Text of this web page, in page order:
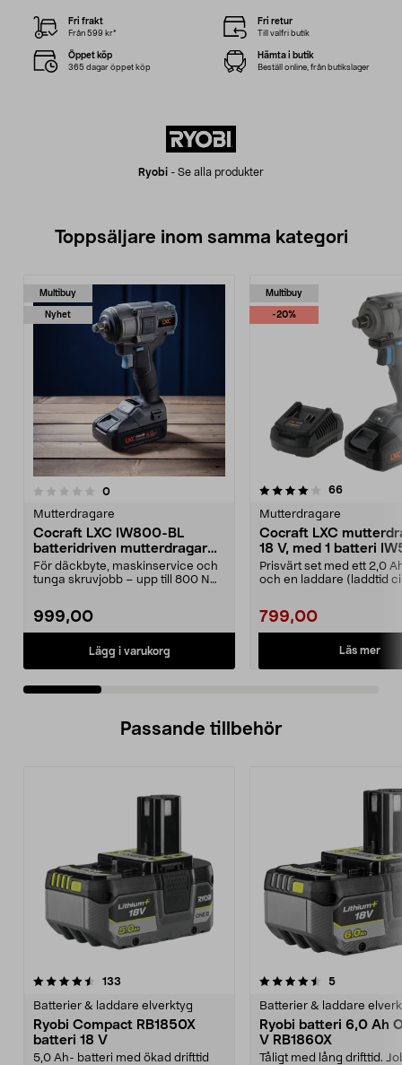
Ryobi - Se alla produkter
Fri frakt
Från 599 kr*
Fri retur
Till valfri butik
Öppet köp
365 dagar öppet köp
Hämta i butik
Beställ online, från butikslager
Toppsäljare inom samma kategori
Multibuy
Nyhet
0recensioner
Mutterdragare
Cocraft LXC IW800-BL
batteridriven mutterdragare
18 V
För däckbyte, maskinservice och
tunga skruvjobb – upp till 800 Nm.
999,00
Lägg i varukorg
Multibuy
-20%
4.0 av 5 stjärnor 66recensioner
Mutterdragare
Cocraft LXC
18 V, med 1 batteri
Prisvärt set med ett 2,0
och en laddare (laddtid
799,00
Läs mer
4.5 av 5 stjärnor
Passande tillbehör
133
Batterier & laddare elverktyg
Ryobi Compact RB1850X
batteri 18 V
5,0 Ah- batteri med ökad drifttid
4.5av 5 stjärnor 5recensioner
Batterier & laddare
Ryobi batteri 6,0 Ah
V RB1860X
Tåligt med lång drifttid.
4.5av 5 stjärnor